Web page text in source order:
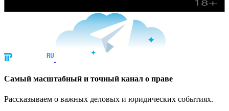
Cамый масштабный и точный канал о праве
Рассказываем о важных деловых и юридических событиях.